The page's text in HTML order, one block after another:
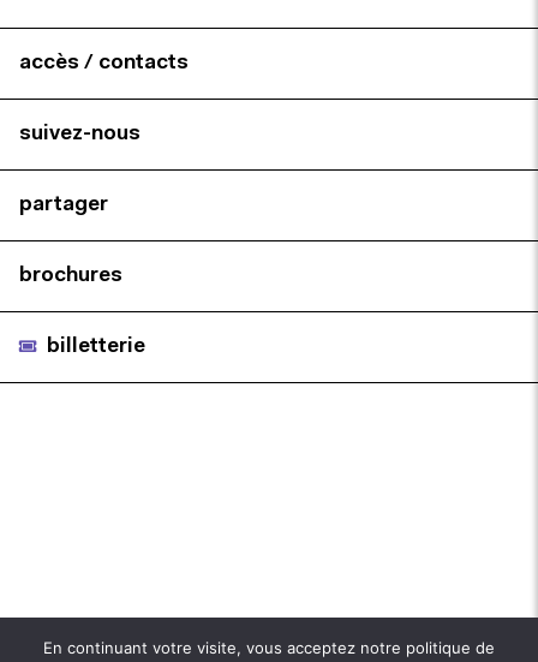
accès / contacts
suivez-nous
partager
brochures
billetterie
En continuant votre visite, vous acceptez notre politique de